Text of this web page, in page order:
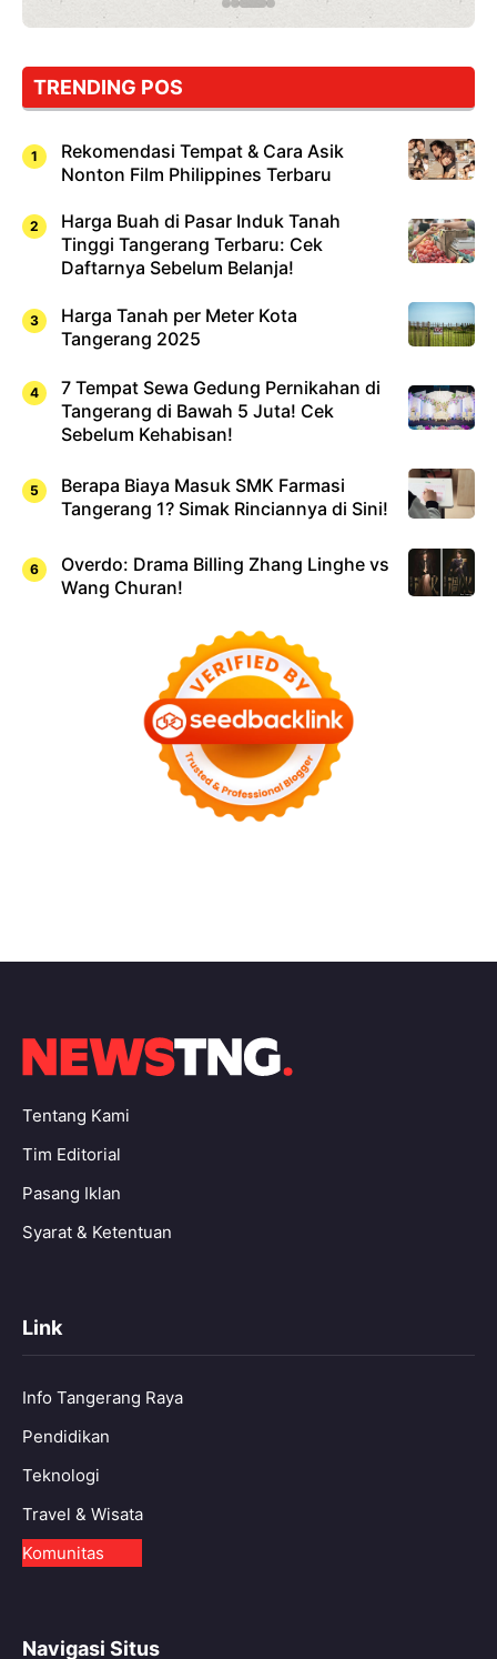
TRENDING POS
Rekomendasi Tempat & Cara Asik
Nonton Film Philippines Terbaru
Harga Buah di Pasar Induk Tanah
Tinggi Tangerang Terbaru: Cek
Daftarnya Sebelum Belanja!
Harga Tanah per Meter Kota
Tangerang 2025
7 Tempat Sewa Gedung Pernikahan di
Tangerang di Bawah 5 Juta! Cek
Sebelum Kehabisan!
Berapa Biaya Masuk SMK Farmasi
Tangerang 1? Simak Rinciannya di Sini!
Overdo: Drama Billing Zhang Linghe vs
Wang Churan!
Tentang Kami
Tim Editorial
Pasang Iklan
Syarat & Ketentuan
Link
Info Tangerang Raya
Pendidikan
Teknologi
Travel & Wisata
Komunitas
Navigasi Situs